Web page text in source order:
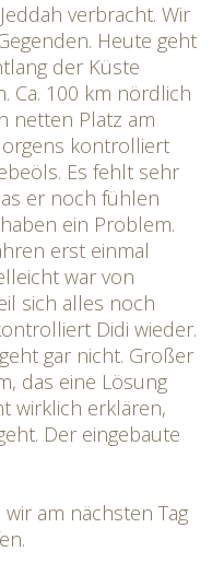
verbracht. Wir
Heute geht
der Küste
Ca. 100 km nördlich
netten Platz am
kontrolliert
Es fehlt sehr
er noch fühlen
ein Problem.
erst einmal
war von
sich alles noch
Didi wieder.
gar nicht. Großer
das eine Lösung
wirklich erklären,
Der eingebaute
am nächsten Tag